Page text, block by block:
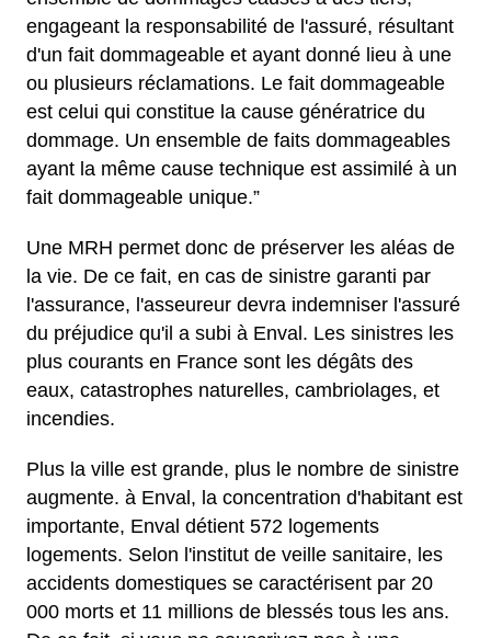
engageant la responsabilité de l'assuré, résultant
d'un fait dommageable et ayant donné lieu à une
ou plusieurs réclamations. Le fait dommageable
est celui qui constitue la cause génératrice du
dommage. Un ensemble de faits dommageables
ayant la même cause technique est assimilé à un
fait dommageable unique.”
Une MRH permet donc de préserver les aléas de
la vie. De ce fait, en cas de sinistre garanti par
l'assurance, l'asseureur devra indemniser l'assuré
du préjudice qu'il a subi à Enval. Les sinistres les
plus courants en France sont les dégâts des
eaux, catastrophes naturelles, cambriolages, et
incendies.
Plus la ville est grande, plus le nombre de sinistre
augmente. à Enval, la concentration d'habitant est
importante, Enval détient 572 logements
logements. Selon l'institut de veille sanitaire, les
accidents domestiques se caractérisent par 20
000 morts et 11 millions de blessés tous les ans.